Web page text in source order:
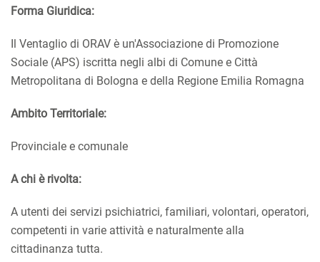
Forma Giuridica:
Il Ventaglio di ORAV è un'Associazione di Promozione
Sociale (APS) iscritta negli albi di Comune e Città
Metropolitana di Bologna e della Regione Emilia Romagna
Ambito Territoriale:
Provinciale e comunale
A chi è rivolta:
A utenti dei servizi psichiatrici, familiari, volontari, operatori,
competenti in varie attività e naturalmente alla
cittadinanza tutta.